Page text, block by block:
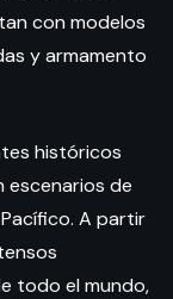
con modelos
y armamento
históricos
escenarios de
A partir
todo el mundo,